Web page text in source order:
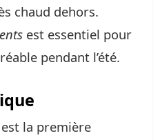
chaud dehors.
est essentiel pour
pendant l’été.
la première